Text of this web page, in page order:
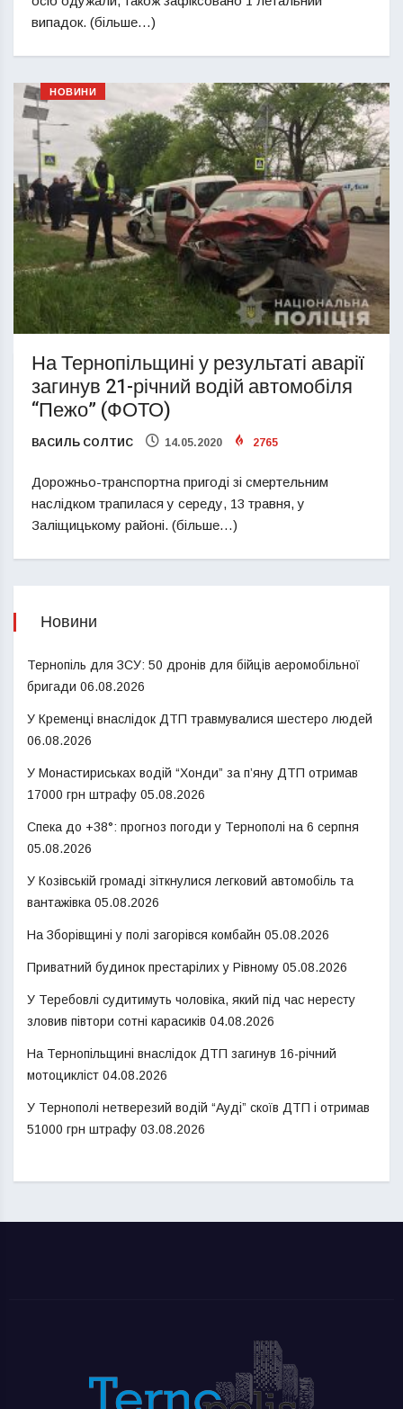
випадок. (більше…)
НОВИНИ
На Тернопільщині у результаті аварії
загинув 21-річний водій автомобіля
“Пежо” (ФОТО)
ВАСИЛЬ СОЛТИС 14.05.2020 2765
Дорожньо-транспортна пригоді зі смертельним
наслідком трапилася у середу, 13 травня, у
Заліщицькому районі. (більше…)
Новини
Тернопіль для ЗСУ: 50 дронів для бійців аеромобільної
бригади 06.08.2026
У Кременці внаслідок ДТП травмувалися шестеро людей
06.08.2026
У Монастириськах водій “Хонди” за п’яну ДТП отримав
17000 грн штрафу 05.08.2026
Спека до +38°: прогноз погоди у Тернополі на 6 серпня
05.08.2026
У Козівській громаді зіткнулися легковий автомобіль та
вантажівка 05.08.2026
На Зборівщині у полі загорівся комбайн 05.08.2026
Приватний будинок престарілих у Рівному 05.08.2026
У Теребовлі судитимуть чоловіка, який під час нересту
зловив півтори сотні карасиків 04.08.2026
На Тернопільщині внаслідок ДТП загинув 16-річний
мотоцикліст 04.08.2026
У Тернополі нетверезий водій “Ауді” скоїв ДТП і отримав
51000 грн штрафу 03.08.2026